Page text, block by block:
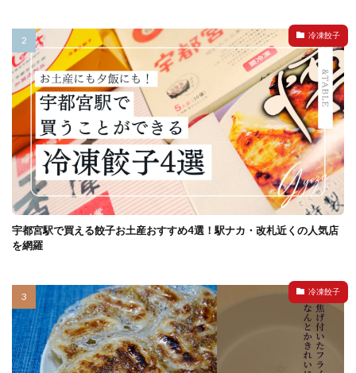
冷凍餃子
宇都宮駅で買える餃子お土産おすすめ4選！駅ナカ・改札近くの人気店
を網羅
冷凍餃子